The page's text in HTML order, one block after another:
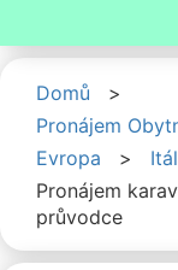
Domů
>
Pronájem
Evropa
>
Pronájem
průvodce